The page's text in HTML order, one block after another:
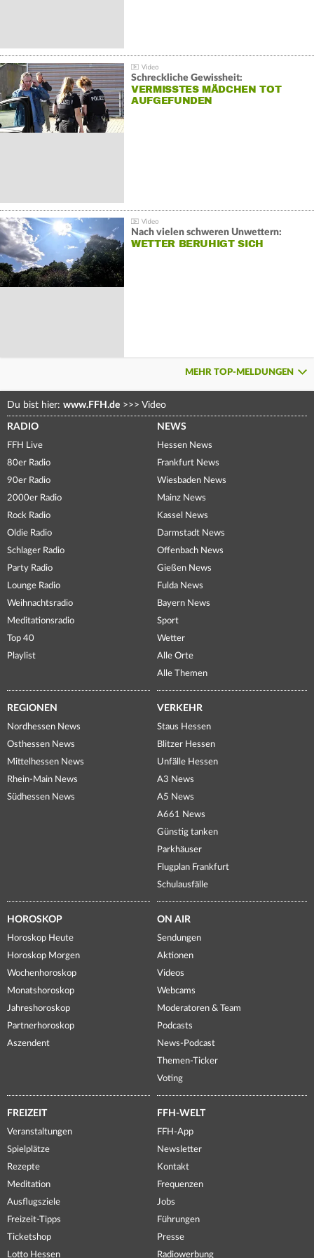
Schreckliche Gewissheit:
VERMISSTES MÄDCHEN TOT
AUFGEFUNDEN
Nach vielen schweren Unwettern:
WETTER BERUHIGT SICH
MEHR TOP-MELDUNGEN
Du bist hier: www.FFH.de >>> Video
RADIO
FFH Live
80er Radio
90er Radio
2000er Radio
Rock Radio
Oldie Radio
Schlager Radio
Party Radio
Lounge Radio
Weihnachtsradio
Meditationsradio
Top 40
Playlist
NEWS
Hessen News
Frankfurt News
Wiesbaden News
Mainz News
Kassel News
Darmstadt News
Offenbach News
Gießen News
Fulda News
Bayern News
Sport
Wetter
Alle Orte
Alle Themen
REGIONEN
Nordhessen News
Osthessen News
Mittelhessen News
Rhein-Main News
Südhessen News
VERKEHR
Staus Hessen
Blitzer Hessen
Unfälle Hessen
A3 News
A5 News
A661 News
Günstig tanken
Parkhäuser
Flugplan Frankfurt
Schulausfälle
HOROSKOP
Horoskop Heute
Horoskop Morgen
Wochenhoroskop
Monatshoroskop
Jahreshoroskop
Partnerhoroskop
Aszendent
ON AIR
Sendungen
Aktionen
Videos
Webcams
Moderatoren & Team
Podcasts
News-Podcast
Themen-Ticker
Voting
FREIZEIT
Veranstaltungen
Spielplätze
Rezepte
Meditation
Ausflugsziele
Freizeit-Tipps
Ticketshop
Lotto Hessen
FFH-WELT
FFH-App
Newsletter
Kontakt
Frequenzen
Jobs
Führungen
Presse
Radiowerbung